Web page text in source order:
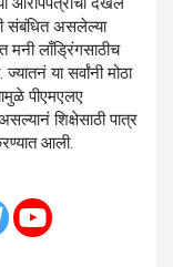
संबंधित असलेल्या
मनी लाँड्रिंगसाठीच
या सर्वांनी मोठा
पीएमएलए
शिक्षेसाठी पात्र
आली.